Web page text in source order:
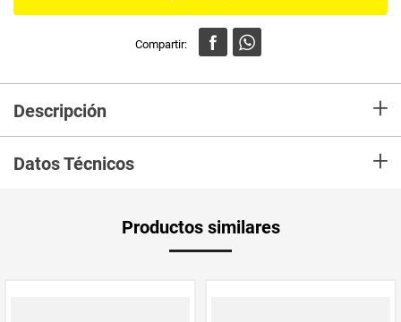
Descripción +
láminas de pasta Doria, salsa blanca y queso parmesano, para preparar
en horno convencional o microondas.
Datos Técnicos +
Productos similares